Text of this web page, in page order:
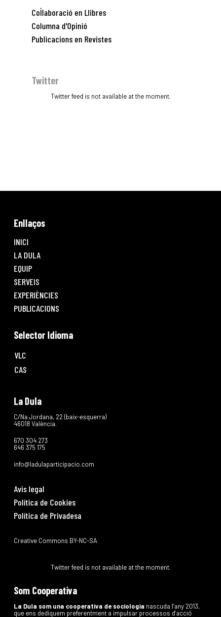
Col·laboració en Llibres
Columna d'Opinió
Publicacions en Revistes
Twitter
Twitter feed is not available at the moment.
Enllaços
INICI
LA DULA
EQUIP
SERVEIS
EXPERIÈNCIES
PUBLICACIONS
Selector Idioma
VLC
CAS
La Dula
C/Na Jordana, 22 (baix-esquerra)
46018 València.
670 304 273
646 375 175
info@ladulaparticipacio.com
Avis legal
Política de Cookies
Política de Privadesa
Creative Commons BY-NC-SA
Twitter feed is not available at the moment.
Som Cooperativa
La Dula som una cooperativa de sociologia nascuda l’any 2013,
que ens dediquem preferentment a impulsar processos d’acció